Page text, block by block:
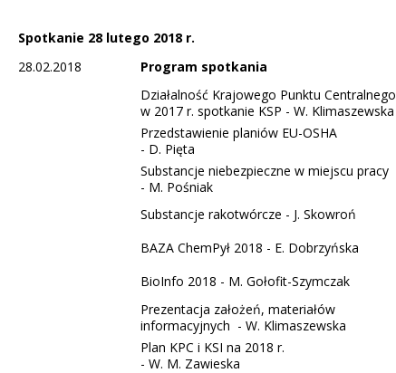
Spotkanie 28 lutego 2018 r.
28.02.2018
Program spotkania
Działalność Krajowego Punktu Centralnego
w 2017 r. spotkanie KSP - W. Klimaszewska
Przedstawienie planiów EU-OSHA
- D. Pięta
Substancje niebezpieczne w miejscu pracy
- M. Pośniak
Substancje rakotwórcze - J. Skowroń
BAZA ChemPył 2018 - E. Dobrzyńska
BioInfo 2018 - M. Gołofit-Szymczak
Prezentacja założeń, materiałów
informacyjnych - W. Klimaszewska
Plan KPC i KSI na 2018 r.
- W. M. Zawieska